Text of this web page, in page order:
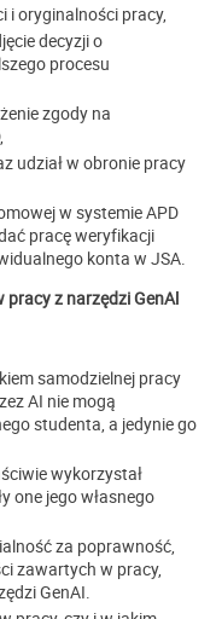
i oryginalności pracy,
decyzji o
procesu
zgody na
udział w obronie pracy
w systemie APD
pracę weryfikacji
konta w JSA.
z narzędzi GenAl
samodzielnej pracy
AI nie mogą
studenta, a jedynie go
wykorzystał
one jego własnego
za poprawność,
zawartych w pracy,
GenAI.